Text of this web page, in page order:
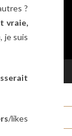
?
vraie,
je suis
/likes